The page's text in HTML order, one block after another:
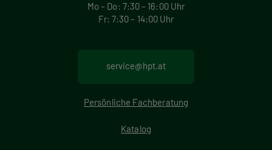
Mo – Do: 7:30 – 16:00 Uhr
Fr: 7:30 – 14:00 Uhr
service@hpt.at
Persönliche Fachberatung
Katalog